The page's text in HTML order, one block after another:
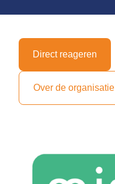
Direct reageren
Over de organisatie